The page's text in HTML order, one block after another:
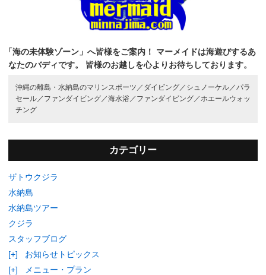
「海の未体験ゾーン」へ皆様をご案内！
マーメイドは海遊びするあ
なたのバディです。
皆様のお越しを心よりお待ちしております。
沖縄の離島・水納島のマリンスポーツ／ ダイビング／ シュノーケル／パラ
セール／ ファンダイビング／海水浴／ ファンダイビング／ホエールウォッ
チング
カテゴリー
ザトウクジラ
水納島
水納島ツアー
クジラ
スタッフブログ
[+]
お知らせトピックス
[+]
メニュー・プラン